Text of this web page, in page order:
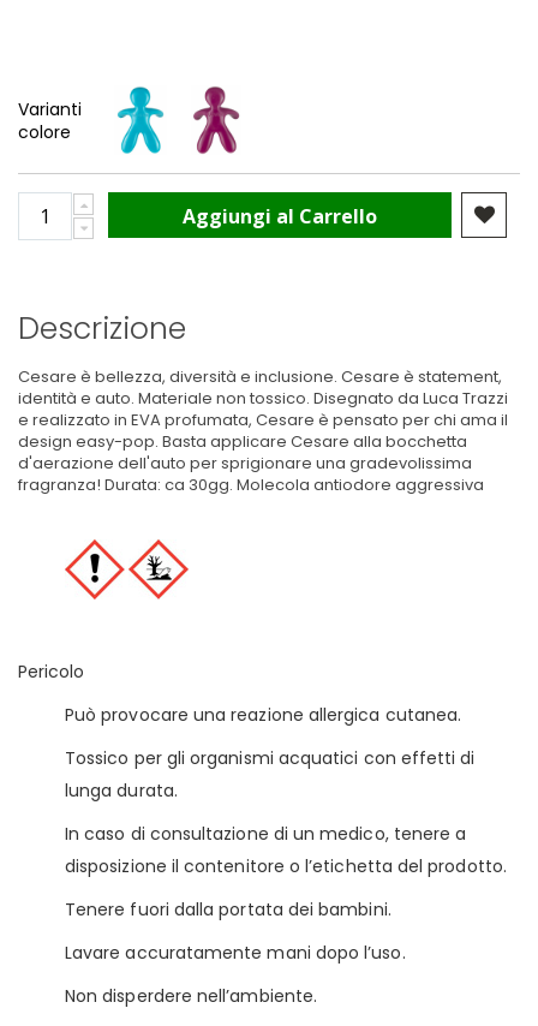
Varianti
colore
Aggiungi al Carrello
Descrizione
Cesare è bellezza, diversità e inclusione. Cesare è statement,
identità e auto. Materiale non tossico. Disegnato da Luca Trazzi
e realizzato in EVA profumata, Cesare è pensato per chi ama il
design easy-pop. Basta applicare Cesare alla bocchetta
d'aerazione dell'auto per sprigionare una gradevolissima
fragranza! Durata: ca 30gg. Molecola antiodore aggressiva
Pericolo
Può provocare una reazione allergica cutanea.
Tossico per gli organismi acquatici con effetti di
lunga durata.
In caso di consultazione di un medico, tenere a
disposizione il contenitore o l’etichetta del prodotto.
Tenere fuori dalla portata dei bambini.
Lavare accuratamente mani dopo l’uso.
Non disperdere nell’ambiente.